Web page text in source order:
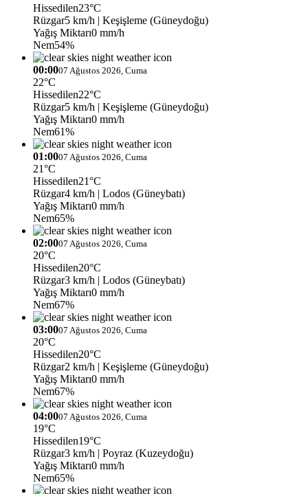
Hissedilen23°C
Rüzgar5 km/h | Keşişleme (Güneydoğu)
Yağış Miktarı0 mm/h
Nem54%
00:0007 Ağustos 2026, Cuma
22°C
Hissedilen22°C
Rüzgar5 km/h | Keşişleme (Güneydoğu)
Yağış Miktarı0 mm/h
Nem61%
01:0007 Ağustos 2026, Cuma
21°C
Hissedilen21°C
Rüzgar4 km/h | Lodos (Güneybatı)
Yağış Miktarı0 mm/h
Nem65%
02:0007 Ağustos 2026, Cuma
20°C
Hissedilen20°C
Rüzgar3 km/h | Lodos (Güneybatı)
Yağış Miktarı0 mm/h
Nem67%
03:0007 Ağustos 2026, Cuma
20°C
Hissedilen20°C
Rüzgar2 km/h | Keşişleme (Güneydoğu)
Yağış Miktarı0 mm/h
Nem67%
04:0007 Ağustos 2026, Cuma
19°C
Hissedilen19°C
Rüzgar3 km/h | Poyraz (Kuzeydoğu)
Yağış Miktarı0 mm/h
Nem65%